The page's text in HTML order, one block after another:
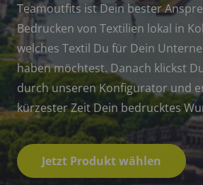
Teamoutfits ist Dein bester
Bedrucken von Textilien lokal in
welches Textil Du für Dein
haben möchtest. Danach klickst
durch unseren Konfigurator und
kürzester Zeit Dein bedrucktes
Jetzt Produkt wählen